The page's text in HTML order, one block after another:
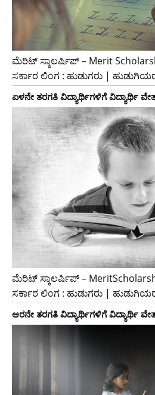
ಮೆರಿಟ್ ಸ್ಕಾಲರ್ಷಿಪ್ – Merit
ಸರ್ಕಾರ ಲಿಂಗ : ಹುಡುಗರು |
ಏಳನೇ ತರಗತಿ ವಿದ್ಯಾರ್ಥಿಗಳಿಗೆ ವಿದ್ಯಾರ್ಥಿ
ಮೆರಿಟ್ ಸ್ಕಾಲರ್ಷಿಪ್ –
ಸರ್ಕಾರ ಲಿಂಗ : ಹುಡುಗರು |
ಆರನೇ ತರಗತಿ ವಿದ್ಯಾರ್ಥಿಗಳಿಗೆ ವಿದ್ಯಾರ್ಥಿ